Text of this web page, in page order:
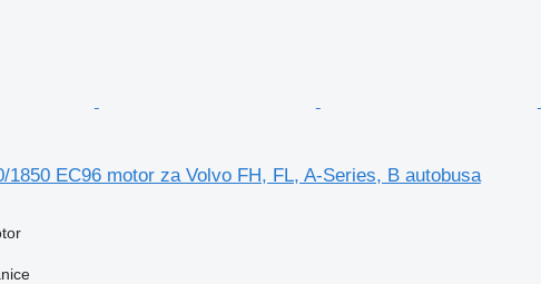
1850 EC96 motor za Volvo FH, FL, A-Series, B autobusa